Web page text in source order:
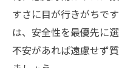
すさに目が行きがちで
は、安全性を最優先に
不安があれば遠慮せず